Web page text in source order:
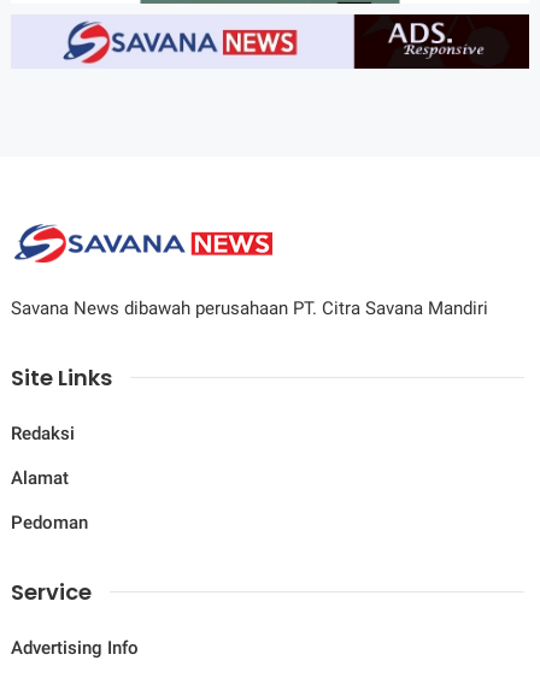
Savana News dibawah perusahaan PT. Citra Savana Mandiri
Site Links
Redaksi
Alamat
Pedoman
Service
Advertising Info